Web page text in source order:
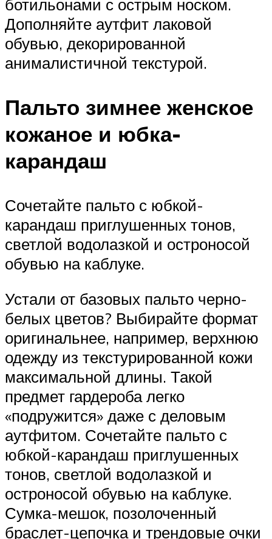
ботильонами с острым носком.
Дополняйте аутфит лаковой
обувью, декорированной
анималистичной текстурой.
Пальто зимнее женское
кожаное и юбка-
карандаш
Сочетайте пальто с юбкой-
карандаш приглушенных тонов,
светлой водолазкой и остроносой
обувью на каблуке.
Устали от базовых пальто черно-
белых цветов? Выбирайте формат
оригинальнее, например, верхнюю
одежду из текстурированной кожи
максимальной длины. Такой
предмет гардероба легко
«подружится» даже с деловым
аутфитом. Сочетайте пальто с
юбкой-карандаш приглушенных
тонов, светлой водолазкой и
остроносой обувью на каблуке.
Сумка-мешок, позолоченный
браслет-цепочка и трендовые очки